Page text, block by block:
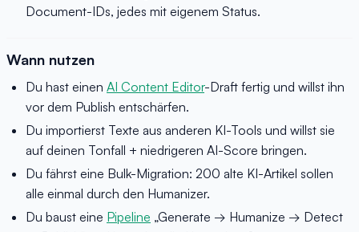
Document-IDs, jedes mit eigenem Status.
Wann nutzen
Du hast einen AI Content Editor-Draft fertig und willst ihn
vor dem Publish entschärfen.
Du importierst Texte aus anderen KI-Tools und willst sie
auf deinen Tonfall + niedrigeren AI-Score bringen.
Du fährst eine Bulk-Migration: 200 alte KI-Artikel sollen
alle einmal durch den Humanizer.
Du baust eine Pipeline „Generate → Humanize → Detect